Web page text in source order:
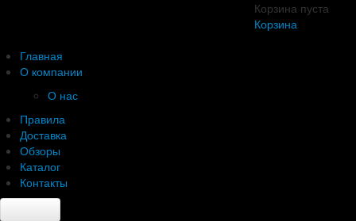
Корзина пуста
Корзина
Главная
О компании
О нас
Правила
Доставка
Обзоры
Каталог
Контакты